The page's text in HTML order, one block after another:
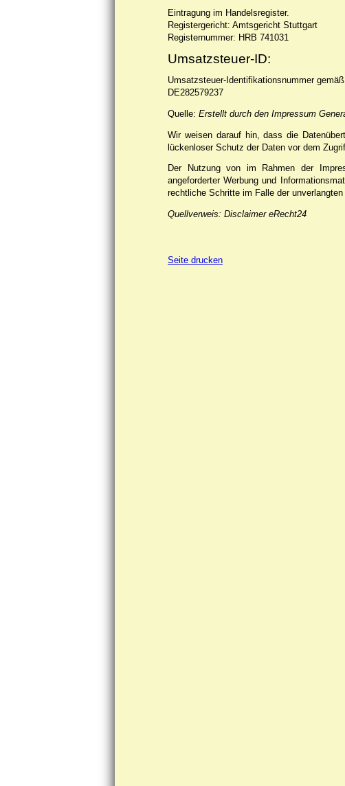
Eintragung im Handelsregister.
Registergericht: Amtsgericht Stuttgart
Registernummer: HRB 741031
Umsatzsteuer-ID:
Umsatzsteuer-Identifikationsnummer
DE282579237
Quelle: Erstellt durch den Impressum
Wir weisen darauf hin, dass die
lückenloser Schutz der Daten vor dem
Der Nutzung von im Rahmen der
angeforderter Werbung und
rechtliche Schritte im Falle der
Quellverweis: Disclaimer eRecht24
Seite drucken